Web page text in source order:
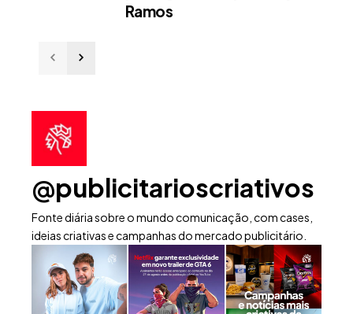
Ramos
@publicitarioscriativos
Fonte diária sobre o mundo comunicação, com cases,
ideias criativas e campanhas do mercado publicitário.